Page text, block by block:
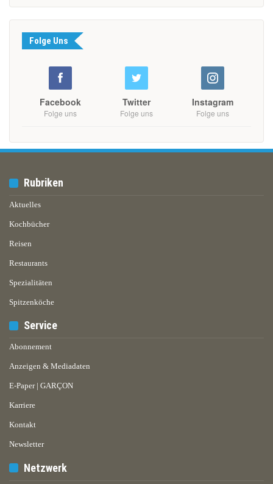
Folge Uns
Facebook
Folge uns
Twitter
Folge uns
Instagram
Folge uns
Rubriken
Aktuelles
Kochbücher
Reisen
Restaurants
Spezialitäten
Spitzenköche
Service
Abonnement
Anzeigen & Mediadaten
E-Paper | GARÇON
Karriere
Kontakt
Newsletter
Netzwerk